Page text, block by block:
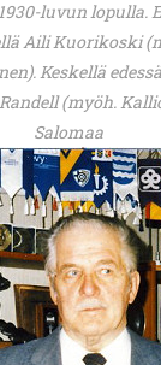
luvun lopulla.
Aili Kuorikoski
Keskellä
(myöh.
Salomaa